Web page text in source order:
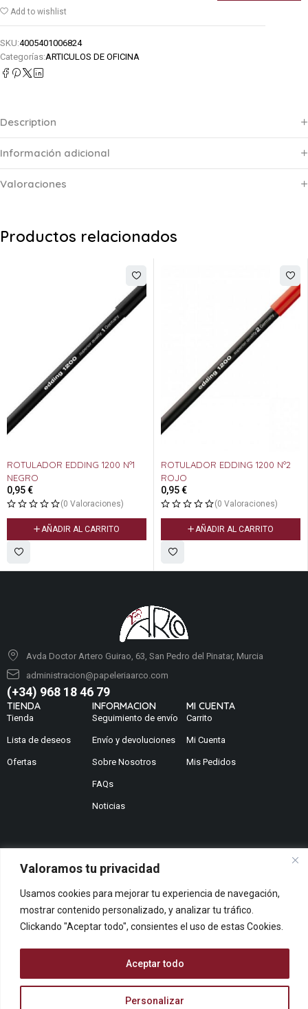
Valoramos tu privacidad
Usamos cookies para mejorar tu experiencia de navegación,
mostrar contenido personalizado, y analizar tu tráfico.
Clickando "Aceptar todo", consientes el uso de estas Cookies.
Personalizar
Aceptar todo
Add to wishlist
SKU:4005401006824
Categorías:ARTICULOS DE OFICINA
Description
Información adicional
Valoraciones
Productos relacionados
ROTULADOR EDDING 1200 Nº1
NEGRO
0,95€
(0 Valoraciones)
AÑADIR AL CARRITO
ROTULADOR EDDING 1200 Nº2
ROJO
0,95€
(0 Valoraciones)
AÑADIR AL CARRITO
Avda Doctor Artero Guirao, 63, San Pedro del Pinatar, Murcia
administracion@papeleriaarco.com
(+34) 968 18 46 79
TIENDA
Tienda
Lista de deseos
Ofertas
INFORMACION
Seguimiento de envío
Envío y devoluciones
Sobre Nosotros
FAQs
Noticias
MI CUENTA
Carrito
Mi Cuenta
Mis Pedidos
¿No encuentras lo que buscas?
Contáctanos
¿Te podemos ayudar?
Centro De Ayuda